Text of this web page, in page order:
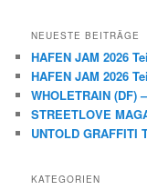
NEUESTE BEITRÄGE
HAFEN JAM 2026
HAFEN JAM 2026
WHOLETRAIN (DF)
STREETLOVE
UNTOLD GRAFFITI
KATEGORIEN